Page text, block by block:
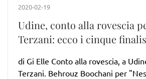
2020-02-19
Udine, conto alla rovescia
Terzani: ecco i cinque
di Gi Elle Conto alla rovescia, a
Terzani. Behrouz Boochani per